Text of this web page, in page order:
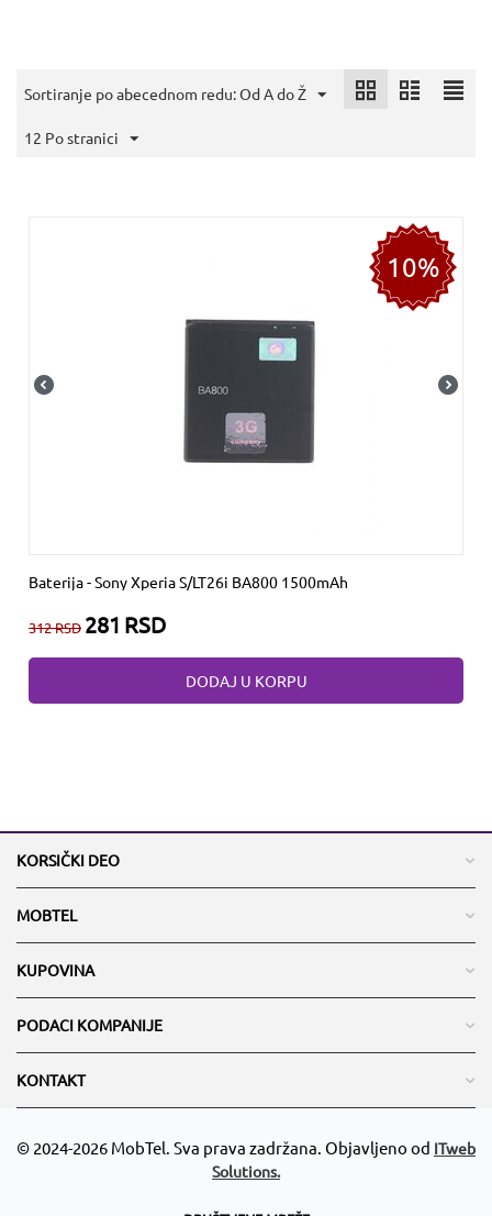
Sortiranje po abecednom redu: Od A do Ž
12 Po stranici
10%
Baterija - Sony Xperia S/LT26i BA800 1500mAh
312RSD 281 RSD
DODAJ U KORPU
KORSIČKI DEO
MOBTEL
KUPOVINA
PODACI KOMPANIJE
KONTAKT
© 2024-2026 MobTel. Sva prava zadržana. Objavljeno od ITweb
Solutions.